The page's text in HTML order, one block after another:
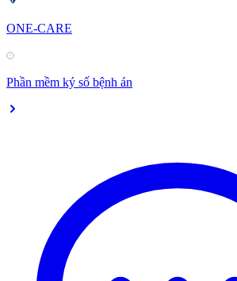
ONE-CARE
Phần mềm ký số bệnh án